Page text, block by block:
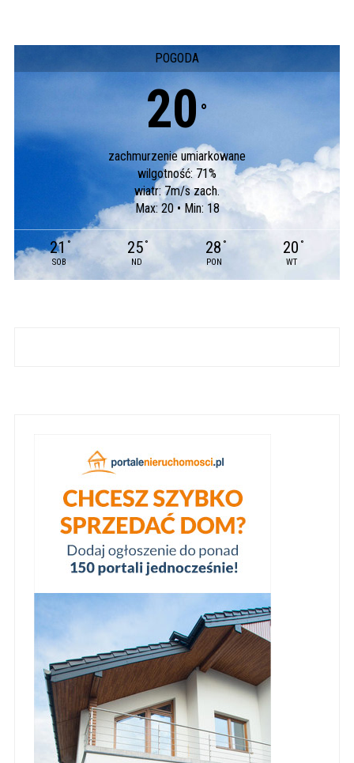
POGODA
20 °
zachmurzenie umiarkowane
wilgotność: 71%
wiatr: 7m/s zach.
Max: 20 • Min: 18
21 °
SOB
25 °
ND
28 °
PON
20 °
WT